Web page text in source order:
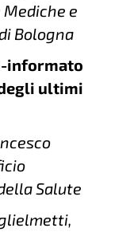
e
Bologna
informato
ultimi
Salute